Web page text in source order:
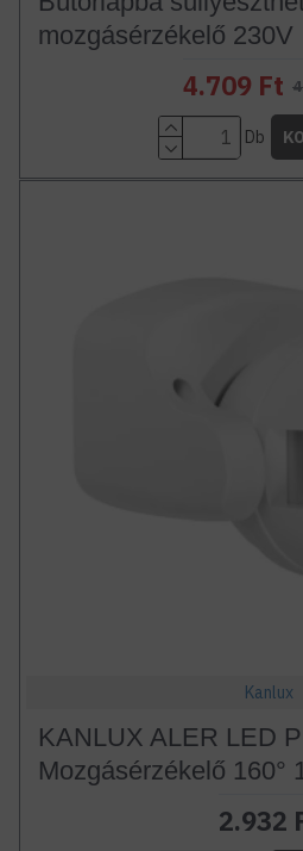
mozgásérzékelő 230V
4.709 Ft
Db
Kanlux
KANLUX ALER LED
Mozgásérzékelő 160°
2.932